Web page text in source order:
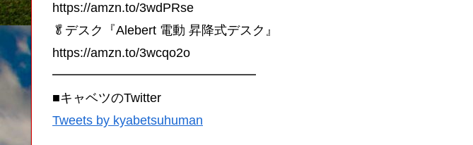
https://amzn.to/3wdPRse
🥬デスク『Alebert 電動 昇降式デスク』
https://amzn.to/3wcqo2o
━━━━━━━━━━━━━━━━
■キャベツのTwitter
Tweets by kyabetsuhuman